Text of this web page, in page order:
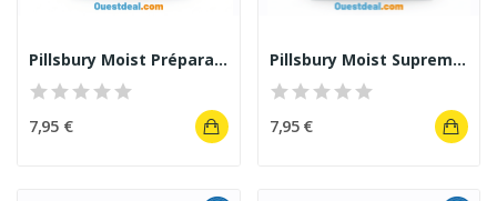
Pillsbury Moist Préparation Supreme Strawberry...
7,95 €
Pillsbury Moist Supreme – Lemon Cake Mix
7,95 €